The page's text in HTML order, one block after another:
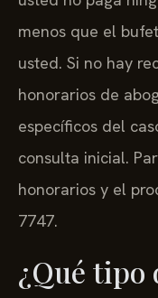
menos que el
usted. Si no hay
honorarios de
específicos del
consulta inicial.
honorarios y el
7747.
¿Qué tipo